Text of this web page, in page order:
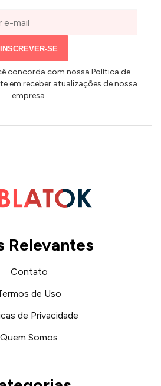
mail
INSCREVER-SE
concorda com nossa Política de
em receber atualizações de nossa
empresa.
Relevantes
Contato
de Uso
de Privacidade
Quem Somos